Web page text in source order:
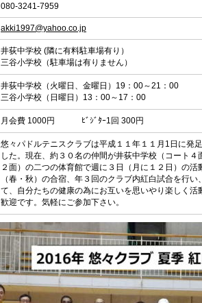
080-3241-7959
akki1997@yahoo.co.jp
井荻中学校 (隣に有料駐車場有り）
三谷小学校（駐車場は有りません）
井荻中学校（火曜日、金曜日）19：00～21：00
三谷小学校（日曜日）13：00～17：00
月会費 1000円 ﾋﾞｼﾞﾀｰ1回 300円
悠々パドルテニスクラブは平成１１年１１月1日に発
した。現在、約３０名の仲間が井荻中学校（コート
２面）の二つの体育館で週に３日（月に１２日）の
（春・秋）の合宿、年３回のクラブ内紅白試合を行
て、自分たちの健康の為にお互いを思いやり楽しく活
歓迎です。気軽にご参加下さい。